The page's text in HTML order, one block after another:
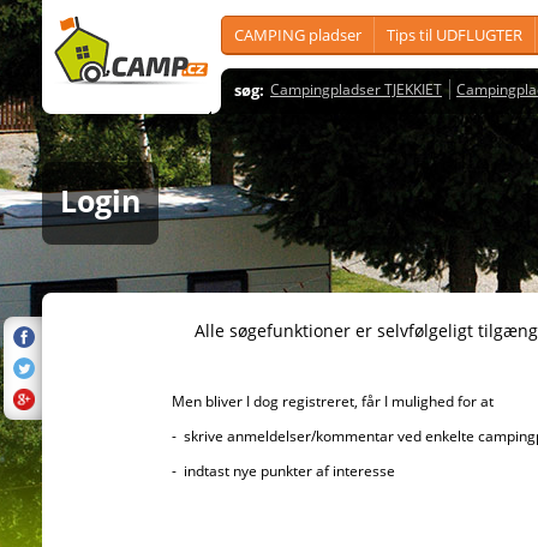
CAMPING pladser Tips til UDFLUGTER
søg: Campingpladser TJEKKIET
Login
Alle søgefunktioner er selvfølgeligt
Men bliver I dog registreret, får I mulighed for at
- skrive anmeldelser/kommentar ved enkelte
- indtast nye punkter af interesse